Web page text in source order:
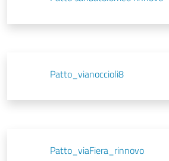
Patto_vianoccioli8
Patto_viaFiera_rinnovo